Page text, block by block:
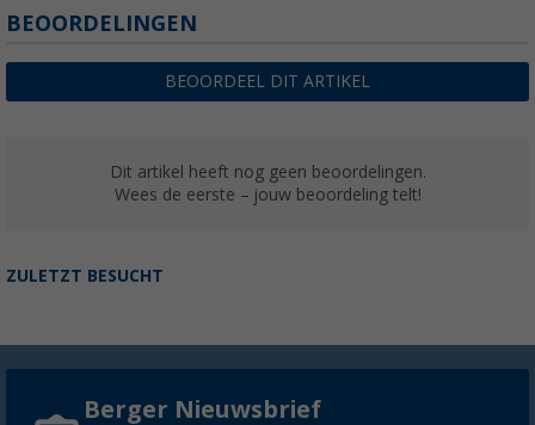
BEOORDELINGEN
BEOORDEEL DIT ARTIKEL
Dit artikel heeft nog geen beoordelingen.
Wees de eerste – jouw beoordeling telt!
ZULETZT BESUCHT
Berger Nieuwsbrief